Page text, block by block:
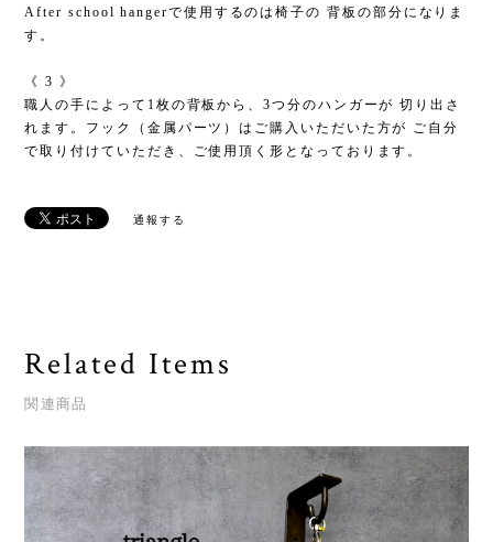
After school hangerで使用するのは椅子の 背板の部分になりま
す。
《 3 》
職人の手によって1枚の背板から、3つ分のハンガーが 切り出さ
れます。フック（金属パーツ）はご購入いただいた方が ご自分
で取り付けていただき、ご使用頂く形となっております。
通報する
Related Items
関連商品